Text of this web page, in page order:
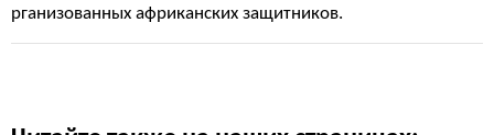
рганизованных африканских защитников.